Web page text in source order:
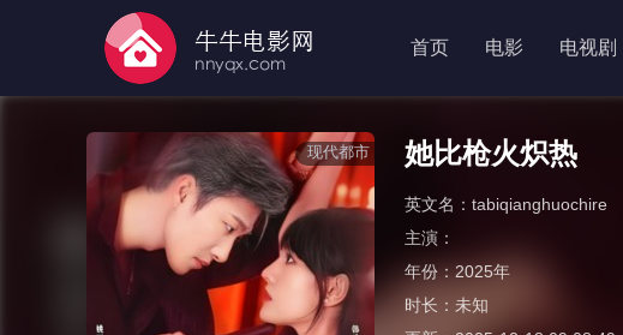
首页 电影 电视剧
现代都市 她比枪火炽热
英文名： tabiqianghuochire
主演：
年份： 2025年
时长： 未知